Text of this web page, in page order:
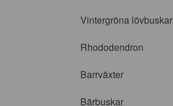
Vintergröna lövbuskar
Rhododendron
Barrväxter
Bärbuskar